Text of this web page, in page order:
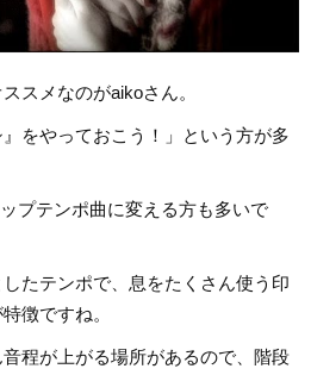
スメなのがaikoさん。
』をやっておこう！」という方が多
プテンポ曲に変える方も多いで
たテンポで、息をたくさん使う印
徴ですね。
程が上がる場所があるので、階段